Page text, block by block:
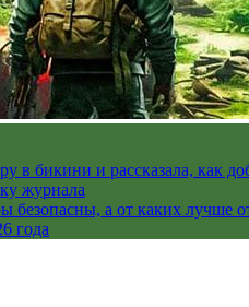
в бикини и рассказала, как
журнала
а от каких лучше
года